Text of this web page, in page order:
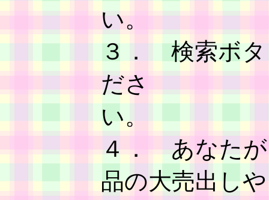
３． 検索ボタ
ださ
４． あなたが
品の大売出し